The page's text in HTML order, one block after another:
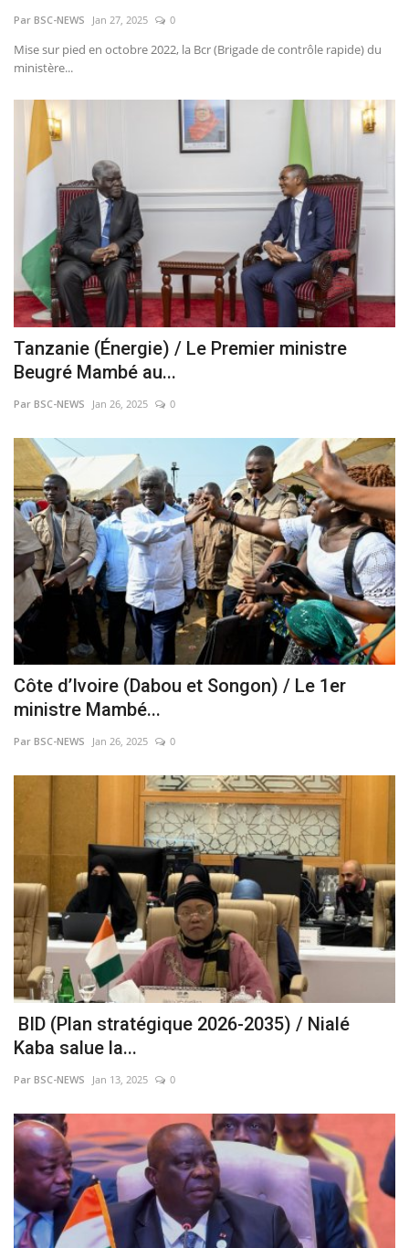
Par BSC-NEWS Jan 27, 2025 0
Mise sur pied en octobre 2022, la Bcr (Brigade de contrôle rapide) du
ministère...
Tanzanie (Énergie) / Le Premier ministre
Beugré Mambé au...
Par BSC-NEWS Jan 26, 2025 0
Côte d’Ivoire (Dabou et Songon) / Le 1er
ministre Mambé...
Par BSC-NEWS Jan 26, 2025 0
BID (Plan stratégique 2026-2035) / Nialé
Kaba salue la...
Par BSC-NEWS Jan 13, 2025 0